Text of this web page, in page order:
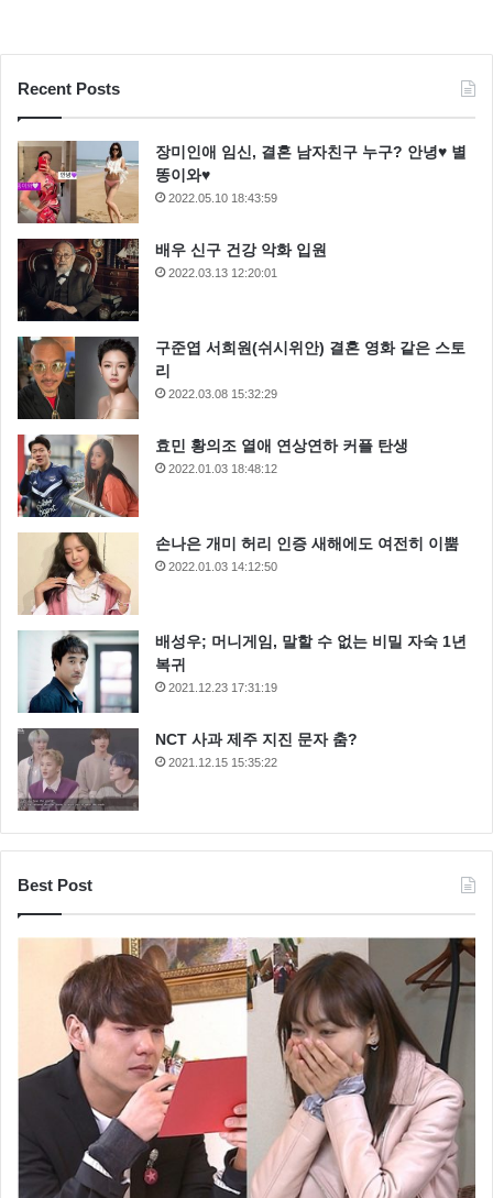
Recent Posts
장미인애 임신, 결혼 남자친구 누구? 안녕♥ 별
똥이와♥
2022.05.10 18:43:59
배우 신구 건강 악화 입원
2022.03.13 12:20:01
구준엽 서희원(쉬시위안) 결혼 영화 같은 스토
리
2022.03.08 15:32:29
효민 황의조 열애 연상연하 커플 탄생
2022.01.03 18:48:12
손나은 개미 허리 인증 새해에도 여전히 이뿜
2022.01.03 14:12:50
배성우; 머니게임, 말할 수 없는 비밀 자숙 1년
복귀
2021.12.23 17:31:19
NCT 사과 제주 지진 문자 춤?
2021.12.15 15:35:22
Best Post